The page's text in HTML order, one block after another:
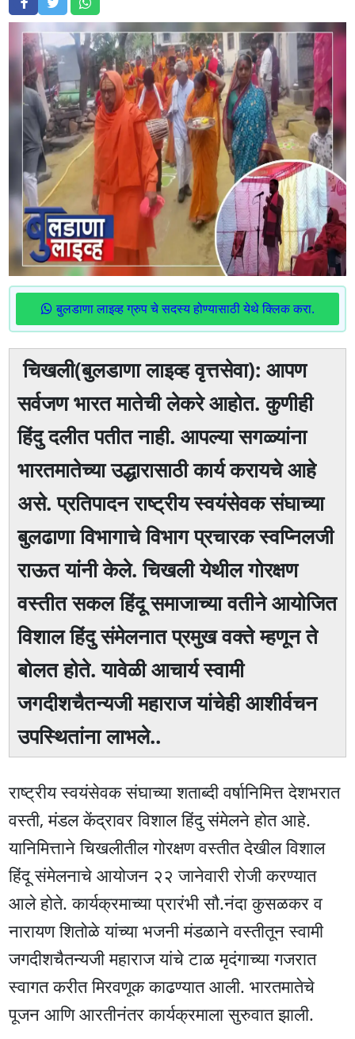
बुलडाणा लाइव्ह ग्रुप चे सदस्य होण्यासाठी येथे क्लिक करा.
चिखली(बुलडाणा लाइव्ह वृत्तसेवा): आपण
सर्वजण भारत मातेची लेकरे आहोत. कुणीही
हिंदु दलीत पतीत नाही. आपल्या सगळ्यांना
भारतमातेच्या उद्धारासाठी कार्य करायचे आहे
असे. प्रतिपादन राष्ट्रीय स्वयंसेवक संघाच्या
बुलढाणा विभागाचे विभाग प्रचारक स्वप्निलजी
राऊत यांनी केले. चिखली येथील गोरक्षण
वस्तीत सकल हिंदू समाजाच्या वतीने आयोजित
विशाल हिंदु संमेलनात प्रमुख वक्ते म्हणून ते
बोलत होते. यावेळी आचार्य स्वामी
जगदीशचैतन्यजी महाराज यांचेही आशीर्वचन
उपस्थितांना लाभले..
राष्ट्रीय स्वयंसेवक संघाच्या शताब्दी वर्षानिमित्त देशभरात
वस्ती, मंडल केंद्रावर विशाल हिंदु संमेलने होत आहे.
यानिमित्ताने चिखलीतील गोरक्षण वस्तीत देखील विशाल
हिंदू संमेलनाचे आयोजन २२ जानेवारी रोजी करण्यात
आले होते. कार्यक्रमाच्या प्रारंभी सौ.नंदा कुसळकर व
नारायण शितोळे यांच्या भजनी मंडळाने वस्तीतून स्वामी
जगदीशचैतन्यजी महाराज यांचे टाळ मृदंगाच्या गजरात
स्वागत करीत मिरवणूक काढण्यात आली. भारतमातेचे
पूजन आणि आरतीनंतर कार्यक्रमाला सुरुवात झाली.